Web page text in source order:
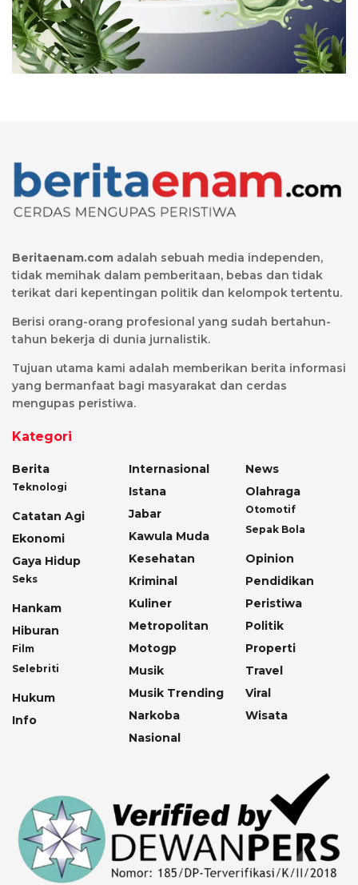
Beritaenam.com adalah sebuah media independen,
tidak memihak dalam pemberitaan, bebas dan tidak
terikat dari kepentingan politik dan kelompok tertentu.
Berisi orang-orang profesional yang sudah bertahun-
tahun bekerja di dunia jurnalistik.
Tujuan utama kami adalah memberikan berita informasi
yang bermanfaat bagi masyarakat dan cerdas
mengupas peristiwa.
Kategori
Berita
Teknologi
Catatan Agi
Ekonomi
Gaya Hidup
Seks
Hankam
Hiburan
Film
Selebriti
Hukum
Info
Internasional
Istana
Jabar
Kawula Muda
Kesehatan
Kriminal
Kuliner
Metropolitan
Motogp
Musik
Musik Trending
Narkoba
Nasional
News
Olahraga
Otomotif
Sepak Bola
Opinion
Pendidikan
Peristiwa
Politik
Properti
Travel
Viral
Wisata